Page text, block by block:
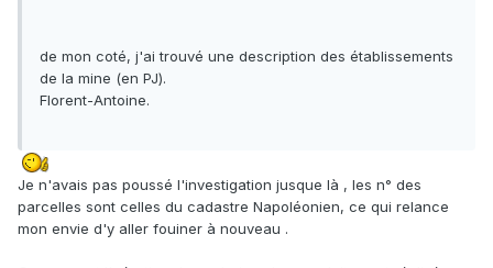
de mon coté, j'ai trouvé une description des établissements
de la mine (en PJ).
Florent-Antoine.
Je n'avais pas poussé l'investigation jusque là , les n° des
parcelles sont celles du cadastre Napoléonien, ce qui relance
mon envie d'y aller fouiner à nouveau .